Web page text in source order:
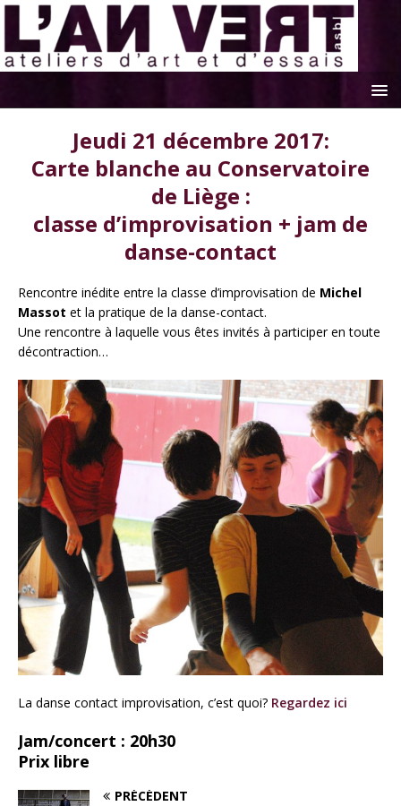
Jeudi 21 décembre 2017:
Carte blanche au Conservatoire
de Liège :
classe d’improvisation + jam de
danse-contact
Rencontre inédite entre la classe d’improvisation de Michel
Massot et la pratique de la danse-contact.
Une rencontre à laquelle vous êtes invités à participer en toute
décontraction…
La danse contact improvisation, c’est quoi? Regardez ici
Jam/concert : 20h30
Prix libre
PRÉCÉDENT